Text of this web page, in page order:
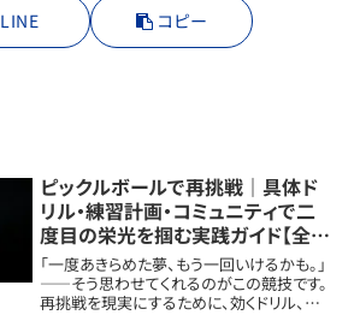
LINE コピー
ピックルボールで再挑戦｜具体ド
リル・練習計画・コミュニティで二
度目の栄光を掴む実践ガイド【全世
代OK】
「一度あきらめた夢、もう一回いけるかも。」
――そう思わせてくれるのがこの競技です。
再挑戦を現実にするために、効くドリル、数